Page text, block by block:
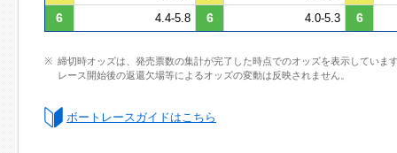
6
4.4-5.8 6 4.0-5.3 6
締切時オッズは、発売票数の集計が完了した時点でのオッズを表示していま
レース開始後の返還欠場等によるオッズの変動は反映されません。
ボートレースガイドはこちら